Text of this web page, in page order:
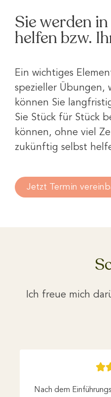
Sie werden
helfen bzw.
Ein wichtiges
spezieller Übungen,
können Sie
Sie Stück für Stück
können, ohne viel
zukünftig selbst
Jetzt Termin
Ich freue mich

Nach dem